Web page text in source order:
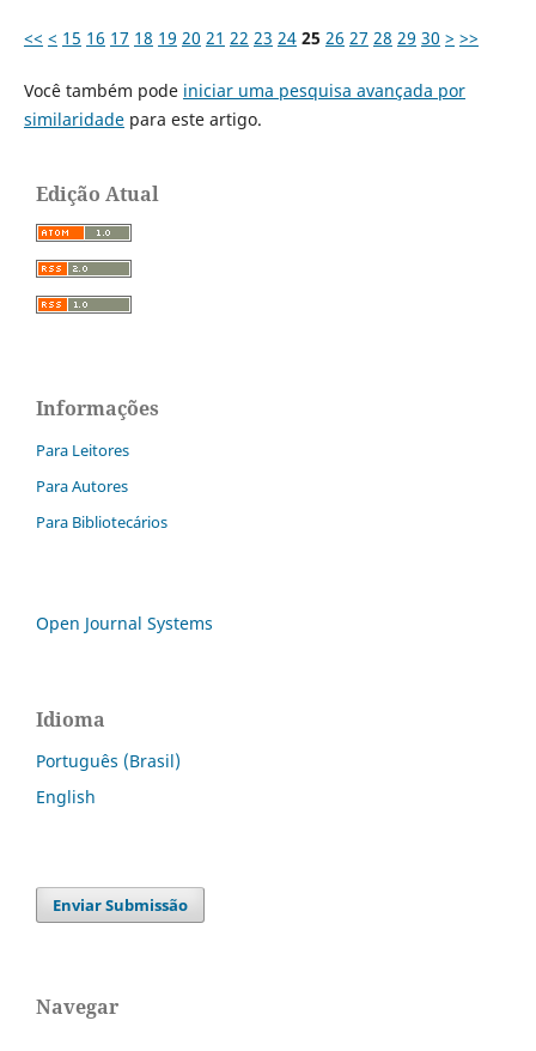
<< < 15 16 17 18 19 20 21 22 23 24 25 26 27 28 29 30 > >>
Você também pode iniciar uma pesquisa avançada por
similaridadepara este artigo.
Edição Atual
Informações
Para Leitores
Para Autores
Para Bibliotecários
Open Journal Systems
Idioma
Português (Brasil)
English
Enviar Submissão
Navegar